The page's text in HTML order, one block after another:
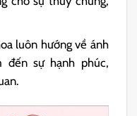
luôn hướng về ánh
sự hạnh phúc,